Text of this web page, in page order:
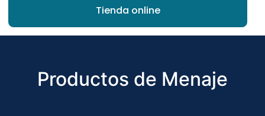
Tienda online
Productos de Menaje